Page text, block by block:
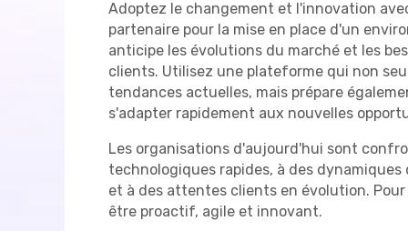
Adoptez le changement et l'innovation
partenaire pour la mise en place d'un
anticipe les évolutions du marché et les
clients. Utilisez une plateforme qui non
tendances actuelles, mais prépare
s'adapter rapidement aux nouvelles
Les organisations d'aujourd'hui sont
technologiques rapides, à des
et à des attentes clients en évolution. Pour
être proactif, agile et innovant.